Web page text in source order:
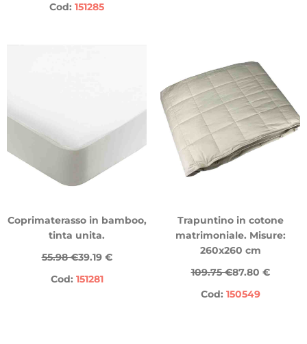
Cod: 151285
Coprimaterasso in bamboo,
tinta unita.
55.98 €39.19 €
Cod: 151281
Trapuntino in cotone
matrimoniale. Misure:
260x260 cm
109.75 €87.80 €
Cod: 150549